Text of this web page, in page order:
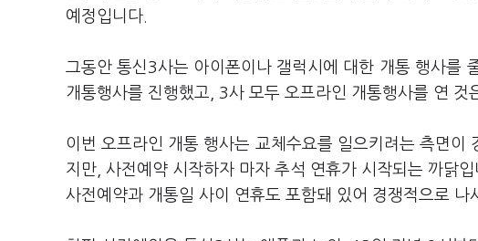
예정입니다.
그동안 통신3사는 아이폰이나 갤럭시에 대한 개통 행사
개통행사를 진행했고, 3사 모두 오프라인 개통행사를 연
이번 오프라인 개통 행사는 교체수요를 일으키려는 측면
지만, 사전예약 시작하자 마자 추석 연휴가 시작되는 까닭
사전예약과 개통일 사이 연휴도 포함돼 있어 경쟁적으로 나